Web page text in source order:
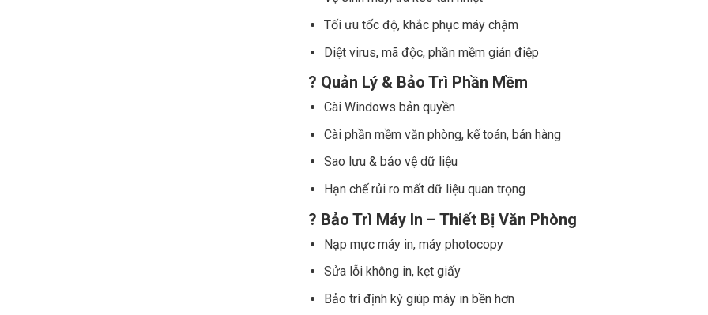
Tối ưu tốc độ, khắc phục máy chậm
Diệt virus, mã độc, phần mềm gián điệp
? Quản Lý & Bảo Trì Phần Mềm
Cài Windows bản quyền
Cài phần mềm văn phòng, kế toán, bán hàng
Sao lưu & bảo vệ dữ liệu
Hạn chế rủi ro mất dữ liệu quan trọng
? Bảo Trì Máy In – Thiết Bị Văn Phòng
Nạp mực máy in, máy photocopy
Sửa lỗi không in, kẹt giấy
Bảo trì định kỳ giúp máy in bền hơn